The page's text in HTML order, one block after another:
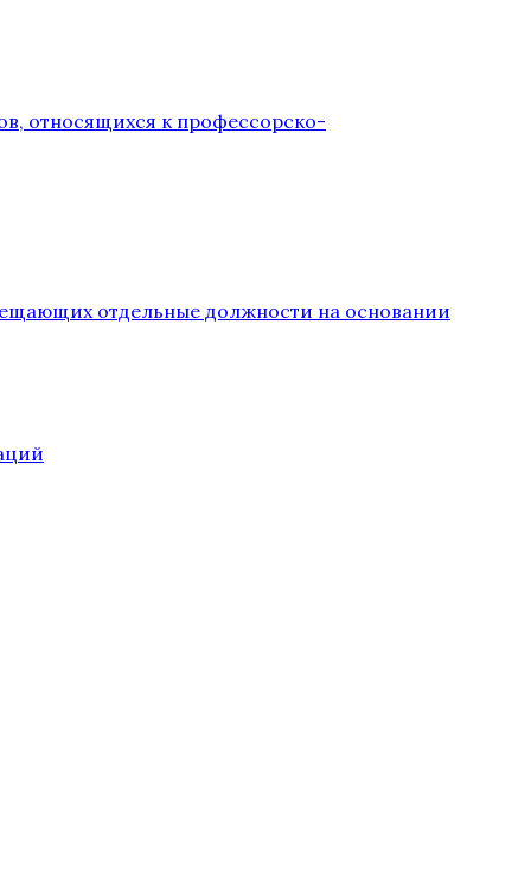
относящихся к профессорско-
отдельные должности на основании